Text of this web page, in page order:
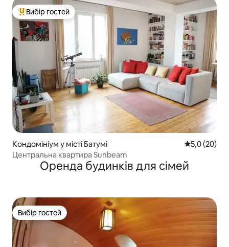
Топ вибір гостей
Вибір гостей
Кондомініум у місті Батумі Середня
5,0 (20)
Центральна квартира Sunbeam
Оренда будинків для сімей
Вибір гостей
Вибір гостей